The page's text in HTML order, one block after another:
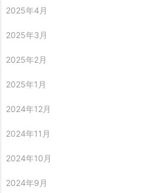
2025年4月
2025年3月
2025年2月
2025年1月
2024年12月
2024年11月
2024年10月
2024年9月